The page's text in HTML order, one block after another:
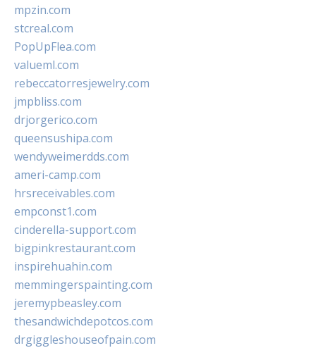
mpzin.com
stcreal.com
PopUpFlea.com
valueml.com
rebeccatorresjewelry.com
jmpbliss.com
drjorgerico.com
queensushipa.com
wendyweimerdds.com
ameri-camp.com
hrsreceivables.com
empconst1.com
cinderella-support.com
bigpinkrestaurant.com
inspirehuahin.com
memmingerspainting.com
jeremypbeasley.com
thesandwichdepotcos.com
drgiggleshouseofpain.com